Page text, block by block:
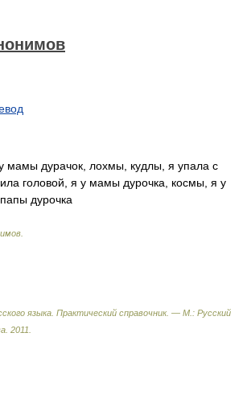
мамы дурачок, лохмы, кудлы, я упала с
головой, я у мамы дурочка, космы, я у
дурочка
языка. Практический справочник. — М.: Русский
2011